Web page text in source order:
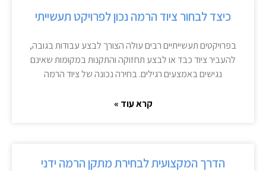
כיצד לבחור ציוד הרמה נכון לפרויקט תעשייתי
בפרויקטים תעשייתיים רבים עולה הצורך לבצע עבודות בגובה,
להעביר ציוד כבד או לבצע תחזוקה והתקנות במקומות שאינם
נגישים באמצעים רגילים. בחירה נכונה של ציוד הרמה
קרא עוד »
הדרך המקצועית לבחירת מתקן הרמה ידני